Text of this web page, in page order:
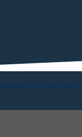
A1000 Biến tần